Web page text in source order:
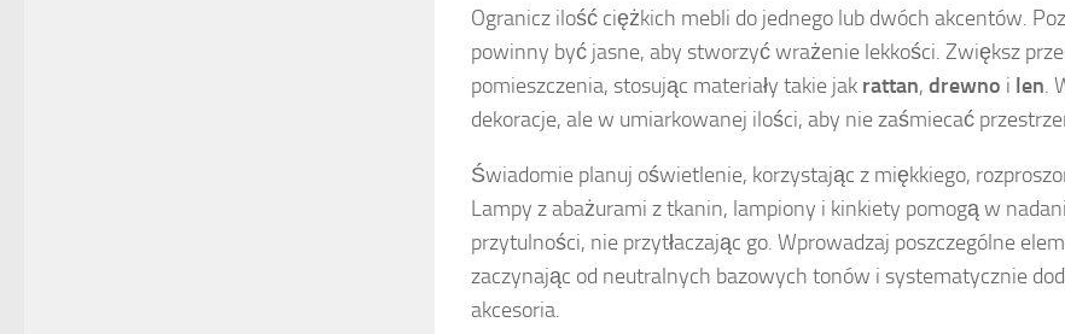
Ogranicz ilość ciężkich mebli do jednego lub dwóch akcentów.
powinny być jasne, aby stworzyć wrażenie lekkości. Zwiększ
pomieszczenia, stosując materiały takie jak rattan, drewno i len.
dekoracje, ale w umiarkowanej ilości, aby nie zaśmiecać
Świadomie planuj oświetlenie, korzystając z miękkiego,
Lampy z abażurami z tkanin, lampiony i kinkiety pomogą w
przytulności, nie przytłaczając go. Wprowadzaj poszczególne
zaczynając od neutralnych bazowych tonów i systematycznie
akcesoria.